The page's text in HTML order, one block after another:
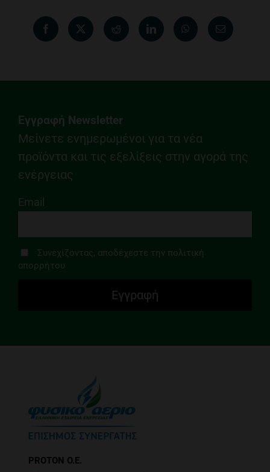
Εγγραφή Newsletter
Μείνετε ενημερωμένοι για τα νέα
προϊόντα και τις εξελίξεις στην αγορά της
ενέργειας
Email
Συνεχίζοντας, αποδέχεστε την πολιτική
απορρήτου
PROTON O.E.